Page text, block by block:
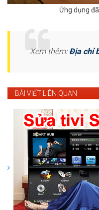
Ứng dụng
Xem thêm: Địa chỉ
BÀI VIẾT LIÊN QUAN